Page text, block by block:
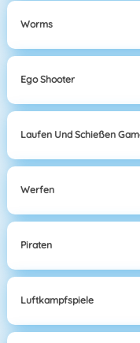
Worms
Ego Shooter
Laufen Und Schießen
Werfen
Piraten
Luftkampfspiele